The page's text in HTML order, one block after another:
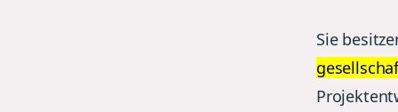
Sie